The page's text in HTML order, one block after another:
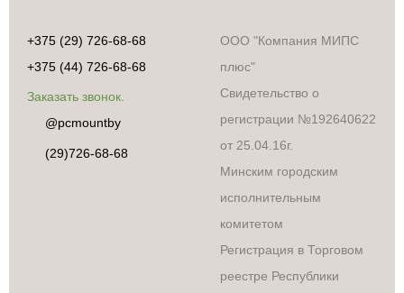
+375 (29) 726-68-68
+375 (44) 726-68-68
Заказать звонок.
@pcmountby
(29)726-68-68
ООО "Компания МИПС
плюс"
Свидетельство о
регистрации №192640622
от 25.04.16г.
Минским городским
исполнительным
комитетом
Регистрация в Торговом
реестре Республики